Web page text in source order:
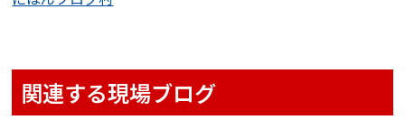
関連する現場ブログ